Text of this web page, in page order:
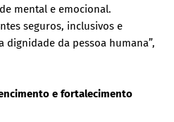
mental e emocional.
seguros, inclusivos e
da pessoa humana”,
e fortalecimento